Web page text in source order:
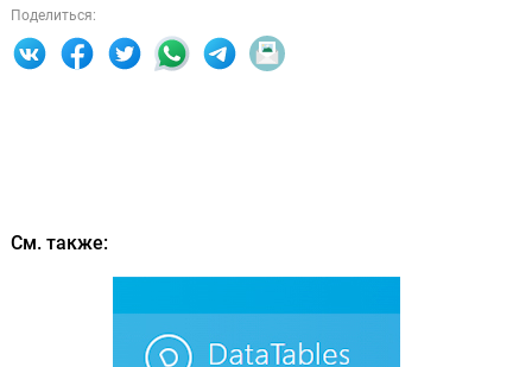
Поделиться:
См. также: